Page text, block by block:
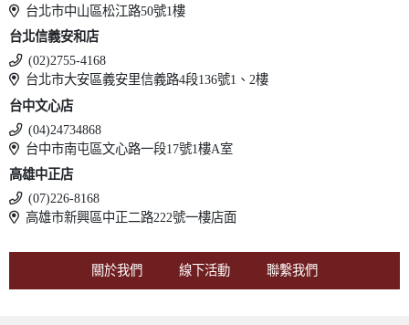
台北市中山區松江路50號1樓
台北信義安和店
(02)2755-4168
台北市大安區義安里信義路4段136號1、2樓
台中文心店
(04)24734868
台中市南屯區文心路一段17號1樓A室
高雄中正店
(07)226-8168
高雄市新興區中正二路222號一樓店面
關於我們 線下活動 聯繫我們